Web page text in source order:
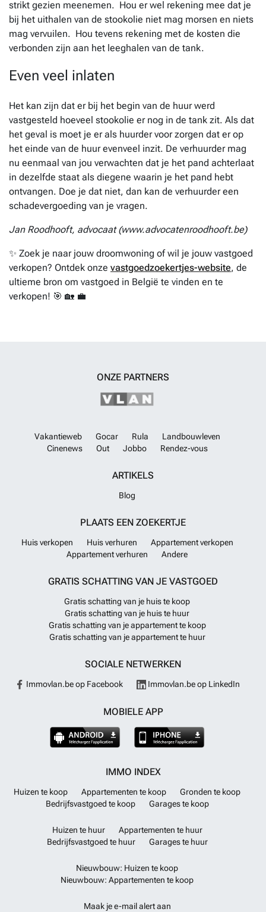
strikt gezien meenemen. Hou er wel rekening mee dat je
bij het uithalen van de stookolie niet mag morsen en niets
mag vervuilen. Hou tevens rekening met de kosten die
verbonden zijn aan het leeghalen van de tank.
Even veel inlaten
Het kan zijn dat er bij het begin van de huur werd
vastgesteld hoeveel stookolie er nog in de tank zit. Als dat
het geval is moet je er als huurder voor zorgen dat er op
het einde van de huur evenveel inzit. De verhuurder mag
nu eenmaal van jou verwachten dat je het pand achterlaat
in dezelfde staat als diegene waarin je het pand hebt
ontvangen. Doe je dat niet, dan kan de verhuurder een
schadevergoeding van je vragen.
Jan Roodhooft, advocaat (www.advocatenroodhooft.be)
✨ Zoek je naar jouw droomwoning of wil je jouw vastgoed
verkopen? Ontdek onze vastgoedzoekertjes-website, de
ultieme bron om vastgoed in België te vinden en te
verkopen! 🎯 🏡 💼
ONZE PARTNERS
Vakantieweb Gocar Rula
Landbouwleven
Cinenews
Out Jobbo Rendez-vous
ARTIKELS
Blog
PLAATS EEN ZOEKERTJE
Huis verkopen Huis verhuren
Appartement verkopen
Appartement verhuren
Andere
GRATIS SCHATTING VAN JE VASTGOED
Gratis schatting van je huis te koop
Gratis schatting van je huis te huur
Gratis schatting van je appartement te koop
Gratis schatting van je appartement te huur
SOCIALE NETWERKEN
Immovlan.be op Facebook Immovlan.be op LinkedIn
MOBIELE APP
IMMO INDEX
Huizen te koop Appartementen te koop
Gronden te koop
Bedrijfsvastgoed te koop
Garages te koop
Huizen te huur
Appartementen te huur
Bedrijfsvastgoed te huur
Garages te huur
Nieuwbouw: Huizen te koop
Nieuwbouw: Appartementen te koop
Maak je e-mail alert aan